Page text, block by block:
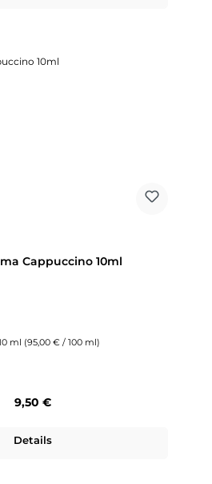
Cappuccino 10ml
ml (95,00 € / 100 ml)
Regulärer Preis:
9,50 €
Details